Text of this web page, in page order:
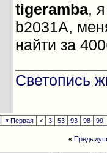
tigeramba,
b2031A,
найти за
Светопись
« Первая < 3 53 93 98 99
«